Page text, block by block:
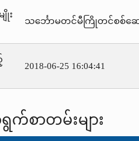
း
သင်္ဘောမတင်မီကြိုတင်စစ်ဆေး
2018-06-25 16:04:41
က်စာတမ်းများ